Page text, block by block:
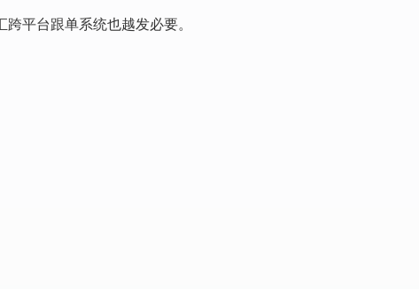
平台跟单系统也越发必要。